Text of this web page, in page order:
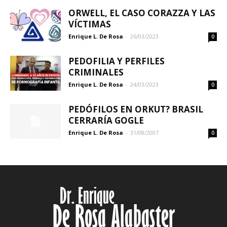
ORWELL, EL CASO CORAZZA Y LAS
VÍCTIMAS
Enrique L. De Rosa - 26/03/2023 0
PEDOFILIA Y PERFILES
CRIMINALES
Enrique L. De Rosa - 24/03/2023 0
PEDÓFILOS EN ORKUT? BRASIL
CERRARÍA GOGLE
Enrique L. De Rosa - 31/08/2007 0